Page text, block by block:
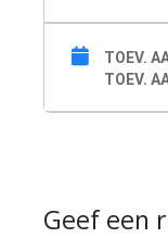
TOEV.
TOEV.
Geef een